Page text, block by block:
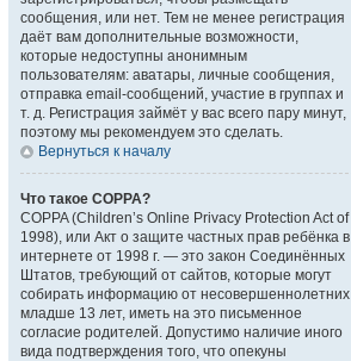
сообщения, или нет. Тем не менее регистрация
даёт вам дополнительные возможности,
которые недоступны анонимным
пользователям: аватары, личные сообщения,
отправка email-сообщений, участие в группах и
т. д. Регистрация займёт у вас всего пару минут,
поэтому мы рекомендуем это сделать.
Вернуться к началу
Что такое COPPA?
COPPA (Children’s Online Privacy Protection Act of
1998), или Акт о защите частных прав ребёнка в
интернете от 1998 г. — это закон Соединённых
Штатов, требующий от сайтов, которые могут
собирать информацию от несовершеннолетних
младше 13 лет, иметь на это письменное
согласие родителей. Допустимо наличие иного
вида подтверждения того, что опекуны